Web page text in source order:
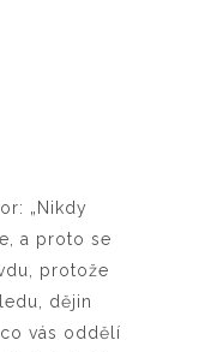
„Nikdy
a proto se
protože
dějin
vás oddělí